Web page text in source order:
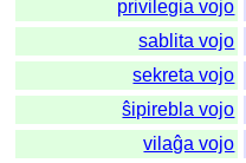
privilegia vojo
sablita vojo
sekreta vojo
ŝipirebla vojo
vilaĝa vojo